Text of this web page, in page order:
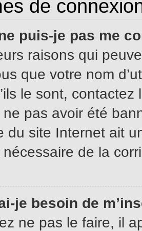
de
puis-je pas me
raisons qui
que votre nom
le sont,
pas avoir été
du site Internet ait
nécessaire de la
je besoin de
ne pas le faire, il